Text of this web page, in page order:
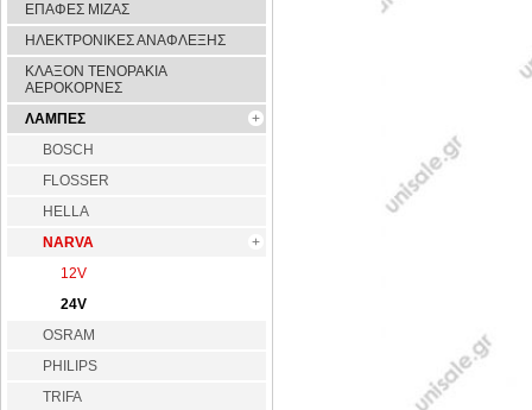
ΕΠΑΦΕΣ ΜΙΖΑΣ
ΗΛΕΚΤΡΟΝΙΚΕΣ ΑΝΑΦΛΕΞΗΣ
ΚΛΑΞΟΝ ΤΕΝΟΡΑΚΙΑ
ΑΕΡΟΚΟΡΝΕΣ
ΛΑΜΠΕΣ
BOSCH
FLOSSER
HELLA
NARVA
12V
24V
OSRAM
PHILIPS
TRIFA